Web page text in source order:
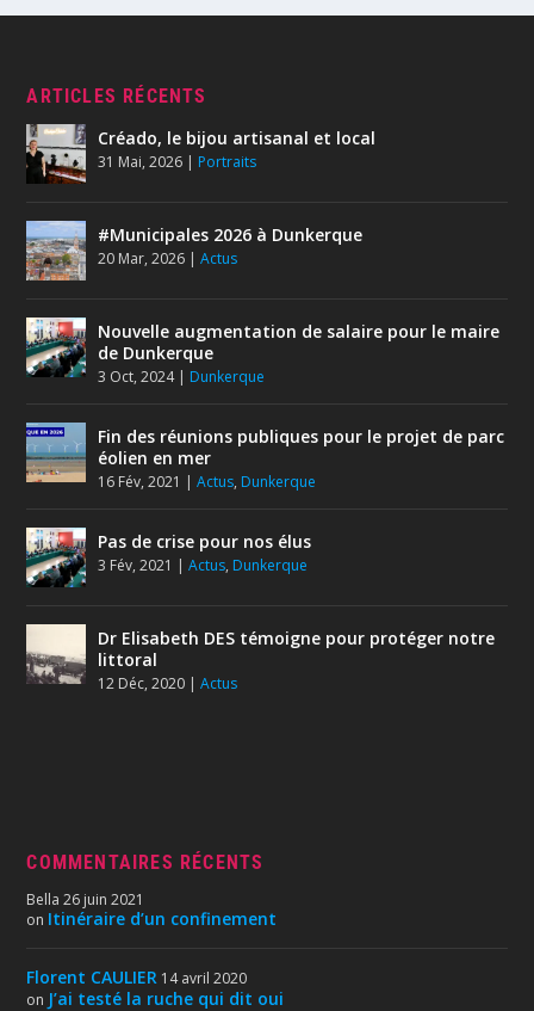
ARTICLES RÉCENTS
Créado, le bijou artisanal et local
31 Mai, 2026 | Portraits
#Municipales 2026 à Dunkerque
20 Mar, 2026 |Actus
Nouvelle augmentation de salaire pour le maire
de Dunkerque
3 Oct, 2024| Dunkerque
Fin des réunions publiques pour le projet de parc
éolien en mer
16 Fév, 2021 |Actus, Dunkerque
Pas de crise pour nos élus
3 Fév, 2021 |Actus, Dunkerque
Dr Elisabeth DES témoigne pour protéger notre
littoral
12 Déc, 2020 |Actus
COMMENTAIRES RÉCENTS
Bella 26 juin 2021
on Itinéraire d’un confinement
Florent CAULIER 14 avril 2020
on J’ai testé la ruche qui dit oui